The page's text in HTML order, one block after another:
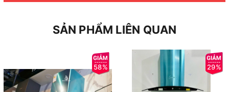
SẢN PHẨM LIÊN QUAN
58% 29%